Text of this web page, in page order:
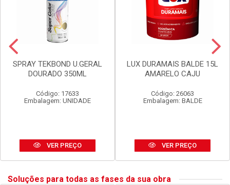
SPRAY TEKBOND U.GERAL
DOURADO 350ML
Código: 17633
Embalagem: UNIDADE
VER PREÇO
LUX DURAMAIS BALDE 15L
AMARELO CAJU
Código: 26063
Embalagem: BALDE
VER PREÇO
Soluções para todas as fases da sua obra